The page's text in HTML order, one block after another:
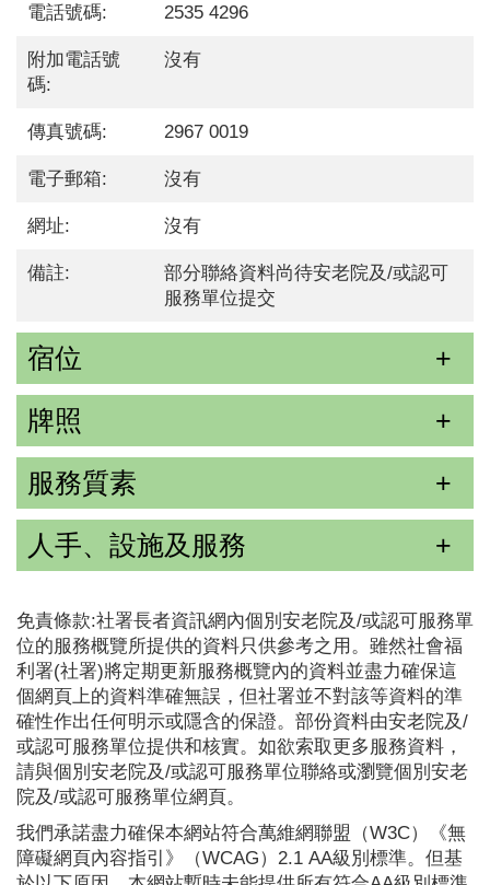
電話號碼: 2535 4296
附加電話號
碼:
沒有
傳真號碼: 2967 0019
電子郵箱: 沒有
網址: 沒有
備註:
部分聯絡資料尚待安老院及/或認可
服務單位提交
宿位
牌照
服務質素
人手、設施及服務
免責條款:社署長者資訊網內個別安老院及/或認可服務單
位的服務概覽所提供的資料只供參考之用。雖然社會福
利署(社署)將定期更新服務概覽內的資料並盡力確保這
個網頁上的資料準確無誤，但社署並不對該等資料的準
確性作出任何明示或隱含的保證。部份資料由安老院及/
或認可服務單位提供和核實。如欲索取更多服務資料，
請與個別安老院及/或認可服務單位聯絡或瀏覽個別安老
院及/或認可服務單位網頁。
我們承諾盡力確保本網站符合萬維網聯盟（W3C）《無
障礙網頁內容指引》（WCAG）2.1 AA級別標準。但基